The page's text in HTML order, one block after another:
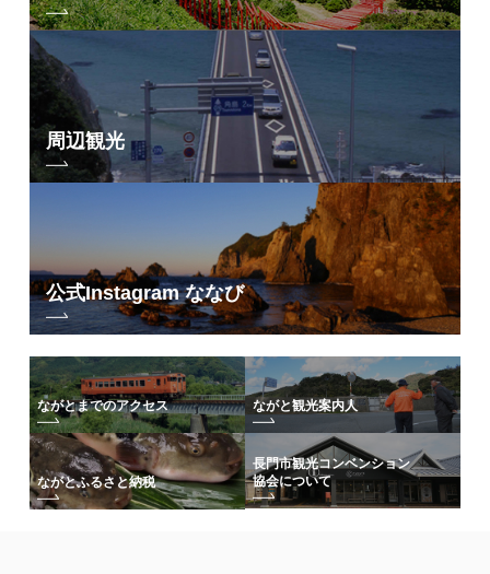
周辺観光
公式Instagram ななび
ながとまでのアクセス ながと観光案内人
ながとふるさと納税
長門市観光コンベンション
協会について